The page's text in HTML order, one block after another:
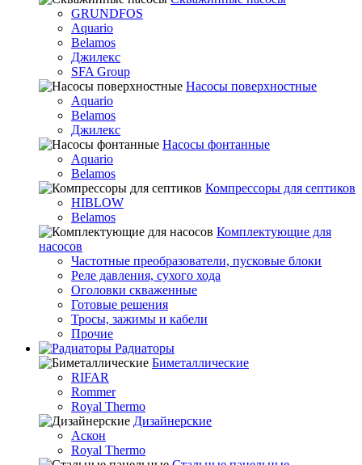
GRUNDFOS
Aquario
Belamos
Джилекс
SFA Group
Насосы поверхностные
Aquario
Belamos
Джилекс
Насосы фонтанные
Aquario
Belamos
Компрессоры для септиков
HIBLOW
Belamos
Комплектующие для
насосов
Частотные преобразователи, пусковые блоки
Реле давления, сухого хода
Оголовки скваженные
Готовые решения
Тросы, зажимы и кабели
Прочие
Радиаторы
Биметаллические
RIFAR
Rommer
Royal Thermo
Дизайнерские
Аскон
Royal Thermo